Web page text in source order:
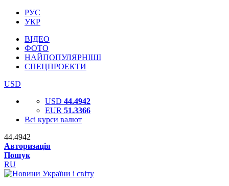
РУС
УКР
ВІДЕО
ФОТО
НАЙПОПУЛЯРНІШІ
СПЕЦПРОЕКТИ
USD
USD 44.4942
EUR 51.3366
Всі курси валют
44.4942
Авторизація
Пошук
RU